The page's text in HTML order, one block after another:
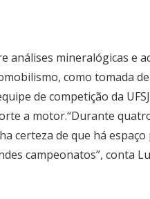
análises mineralógicas e
como tomada
de competição da
a motor.“Durante
certeza de que há
campeonatos”, conta